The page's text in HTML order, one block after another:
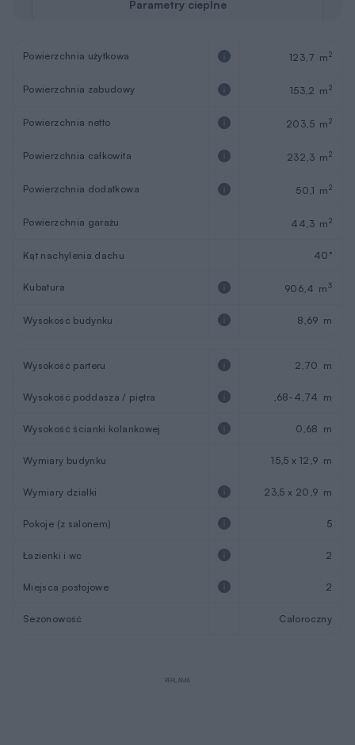
Parametry cieplne
Powierzchnia użytkowa 123,7 m2
Powierzchnia zabudowy 153,2 m2
Powierzchnia netto 203,5 m2
Powierzchnia całkowita 232,3 m2
Powierzchnia dodatkowa 50,1 m2
Powierzchnia garażu 44,3 m2
Kąt nachylenia dachu 40°
Kubatura 906,4 m3
Wysokość budynku 8,69 m
Wysokość parteru 2,70 m
Wysokość poddasza / piętra ,68-4,74 m
Wysokość ścianki kolankowej 0,68 m
Wymiary budynku 15,5 x 12,9 m
Wymiary działki 23,5 x 20,9 m
Pokoje (z salonem) 5
Łazienki i wc 2
Miejsca postojowe 2
Sezonowość Całoroczny
REKLAMA